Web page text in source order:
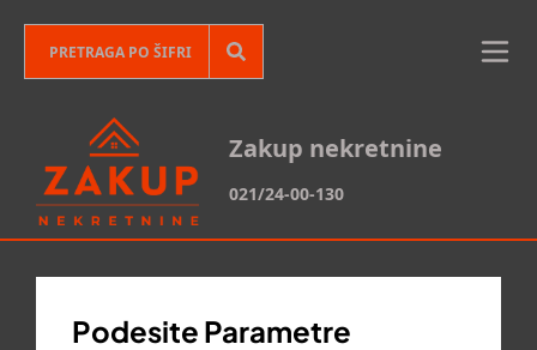
Zakup nekretnine
021/24-00-130
Podesite Parametre